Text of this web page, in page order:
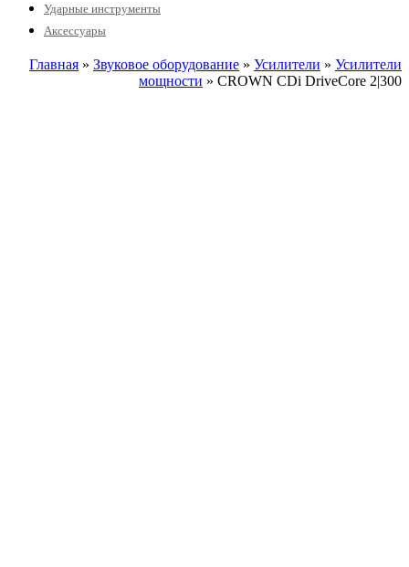
Ударные инструменты
Аксессуары
Главная » Звуковое оборудование » Усилители » Усилители
мощности » CROWN CDi DriveCore 2|300